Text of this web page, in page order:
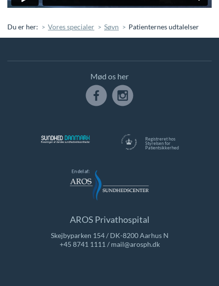
Du er her: Vores specialer Søvn Patienternes udtalelser
Registreret hos
Styrelsen for
Patientsikkerhed
Mød os her
AROS Privathospital
Skejbyparken 154 / DK-8200 Aarhus N
+45 8741 1111/ mail@arosph.dk